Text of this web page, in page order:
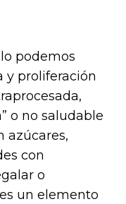
podemos
y proliferación
o no saludable
azúcares,
con
o
un elemento